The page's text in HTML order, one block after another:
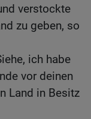
verstockte
zu geben, so
ich habe
vor deinen
Land in Besitz